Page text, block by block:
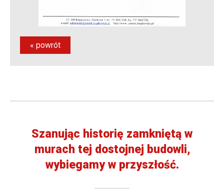
« powrót
Szanując historię zamkniętą w
murach tej dostojnej budowli,
wybiegamy w przyszłość.